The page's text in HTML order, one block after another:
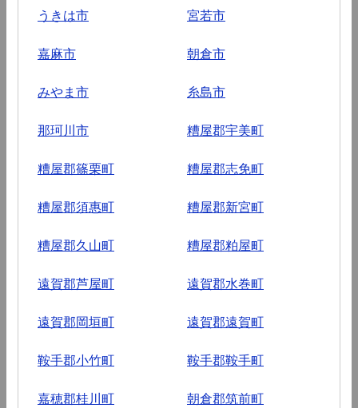
うきは市 宮若市
嘉麻市 朝倉市
みやま市 糸島市
那珂川市 糟屋郡宇美町
糟屋郡篠栗町 糟屋郡志免町
糟屋郡須惠町 糟屋郡新宮町
糟屋郡久山町 糟屋郡粕屋町
遠賀郡芦屋町 遠賀郡水巻町
遠賀郡岡垣町 遠賀郡遠賀町
鞍手郡小竹町 鞍手郡鞍手町
嘉穂郡桂川町 朝倉郡筑前町